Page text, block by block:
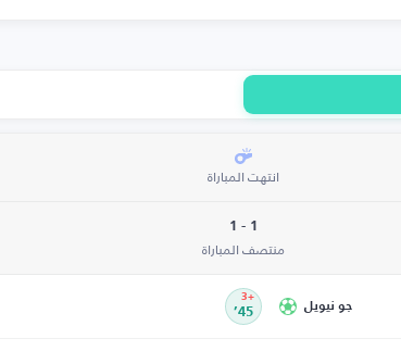
انتهت المباراة
1 - 1
منتصف المباراة
جو نيويل 45’
+3